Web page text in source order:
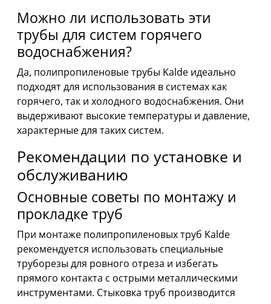
Можно ли использовать эти
трубы для систем горячего
водоснабжения?
Да, полипропиленовые трубы Kalde идеально
подходят для использования в системах как
горячего, так и холодного водоснабжения. Они
выдерживают высокие температуры и давление,
характерные для таких систем.
Рекомендации по установке и
обслуживанию
Основные советы по монтажу и
прокладке труб
При монтаже полипропиленовых труб Kalde
рекомендуется использовать специальные
труборезы для ровного отреза и избегать
прямого контакта с острыми металлическими
инструментами. Стыковка труб производится